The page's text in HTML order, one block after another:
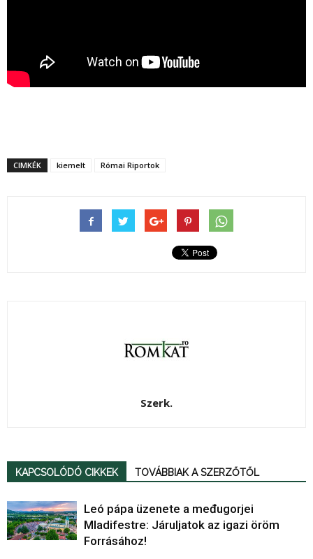
CIMKÉK kiemelt Római Riportok
Szerk.
KAPCSOLÓDÓ CIKKEK TOVÁBBIAK A SZERZŐTŐL
Leó pápa üzenete a međugorjei
Mladifestre: Járuljatok az igazi öröm
Forrásához!